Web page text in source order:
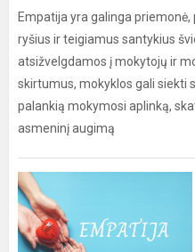
Empatija yra galinga
ryšius ir teigiamus santykius
atsižvelgdamos į mokytojų ir
skirtumus, mokyklos gali siekti
palankią mokymosi aplinką,
asmeninį augimą